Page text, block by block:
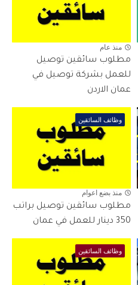
منذ عام
مطلوب سائقين توصيل
للعمل بشركة توصيل في
عمان الاردن
وظائف السائقين
منذ بضع اعوام
مطلوب سائقين توصيل براتب
350 دينار للعمل في عمان
وظائف السائقين